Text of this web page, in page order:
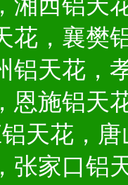
湘西铝天
花，襄樊
铝天花，
恩施铝天
天花，
张家口铝